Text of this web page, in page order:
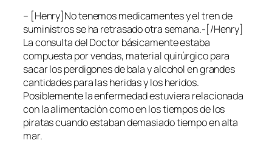
– [Henry]No tenemos medicamentes y el tren de
suministros se ha retrasado otra semana.-[/Henry]
La consulta del Doctor básicamente estaba
compuesta por vendas, material quirúrgico para
sacar los perdigones de bala y alcohol en grandes
cantidades para las heridas y los heridos.
Posiblemente la enfermedad estuviera relacionada
con la alimentación como en los tiempos de los
piratas cuando estaban demasiado tiempo en alta
mar.